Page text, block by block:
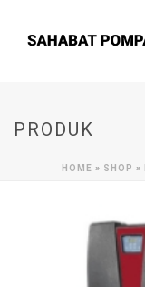
PRODUK
HOME » SHOP »